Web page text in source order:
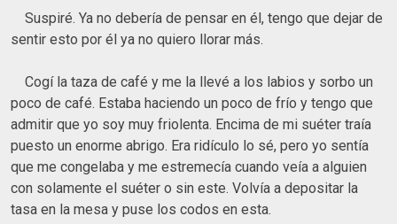
Suspiré. Ya no debería de pensar en él, tengo que dejar de
sentir esto por él ya no quiero llorar más.
Cogí la taza de café y me la llevé a los labios y sorbo un
poco de café. Estaba haciendo un poco de frío y tengo que
admitir que yo soy muy friolenta. Encima de mi suéter traía
puesto un enorme abrigo. Era ridículo lo sé, pero yo sentía
que me congelaba y me estremecía cuando veía a alguien
con solamente el suéter o sin este. Volvía a depositar la
tasa en la mesa y puse los codos en esta.